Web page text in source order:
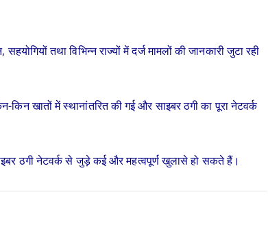
तथा विभिन्न राज्यों में दर्ज मामलों की जानकारी जुटा रही
किन खातों में स्थानांतरित की गई और साइबर ठगी का पूरा नेटवर्क
ठगी नेटवर्क से जुड़े कई और महत्वपूर्ण खुलासे हो सकते हैं।